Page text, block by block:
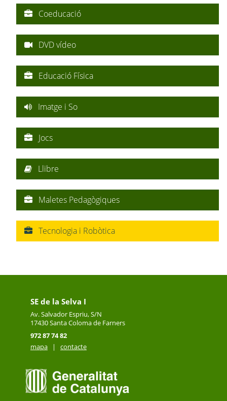
Coeducació
DVD vídeo
Educació Física
Imatge i So
Jocs
Llibre
Maletes Pedagògiques
Tecnologia i Robòtica
SE de la Selva I
Av. Salvador Espriu, S/N
17430Santa Coloma de Farners
972 87 74 82
mapa
| contacte